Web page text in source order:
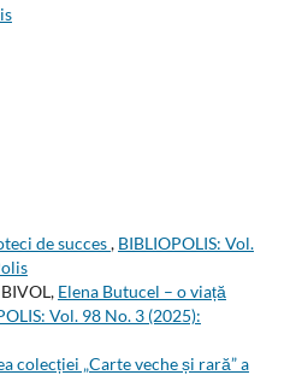
de succes, BIBLIOPOLIS: Vol.
Elena Butucel – o viață
Vol. 98 No. 3 (2025):
colecției „Carte veche și rară” a